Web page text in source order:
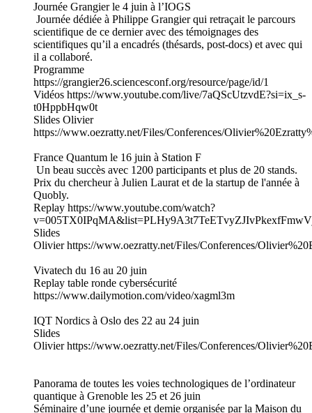
Journée Grangier le 4 juin à l’IOGS
Journée dédiée à Philippe Grangier qui retraçait le parcours
scientifique de ce dernier avec des témoignages des
scientifiques qu’il a encadrés (thésards, post-docs) et avec qui
il a collaboré.
Programme
https://grangier26.sciencesconf.org/resource/page/id/1
Vidéos https://www.youtube.com/live/7aQScUtzvdE?si=ix_s-
t0HppbHqw0t
Slides Olivier
https://www.oezratty.net/Files/Conferences/
France Quantum le 16 juin à Station F
Un beau succès avec 1200 participants et plus de 20 stands.
Prix du chercheur à Julien Laurat et de la startup de l'année à
Quobly.
Replay https://www.youtube.com/watch?
Slides
Olivier https://www.oezratty.net/Files/Conferences/
Vivatech du 16 au 20 juin
Replay table ronde cybersécurité
https://www.dailymotion.com/video/xagml3m
IQT Nordics à Oslo des 22 au 24 juin
Slides
Olivier https://www.oezratty.net/Files/Conferences/
Panorama de toutes les voies technologiques de l’ordinateur
quantique à Grenoble les 25 et 26 juin
Séminaire d’une journée et demie organisée par la Maison du